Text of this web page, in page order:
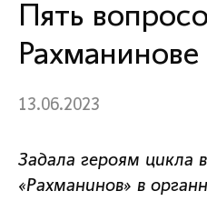
Пять
Рахманинове
13.06.2023
Задала героям цикла
«Рахманинов» в